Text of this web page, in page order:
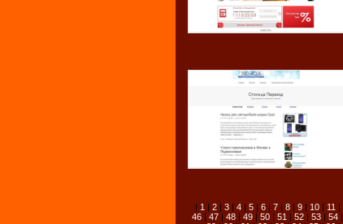
| 1 | 2| 3| 4| 5| 6| 7| 8| 9| 10| 11 |
46 | 47 | 48 | 49 | 50 | 51 | 52 | 53 | 54 |